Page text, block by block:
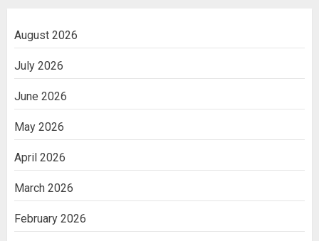
August 2026
July 2026
June 2026
May 2026
April 2026
March 2026
February 2026